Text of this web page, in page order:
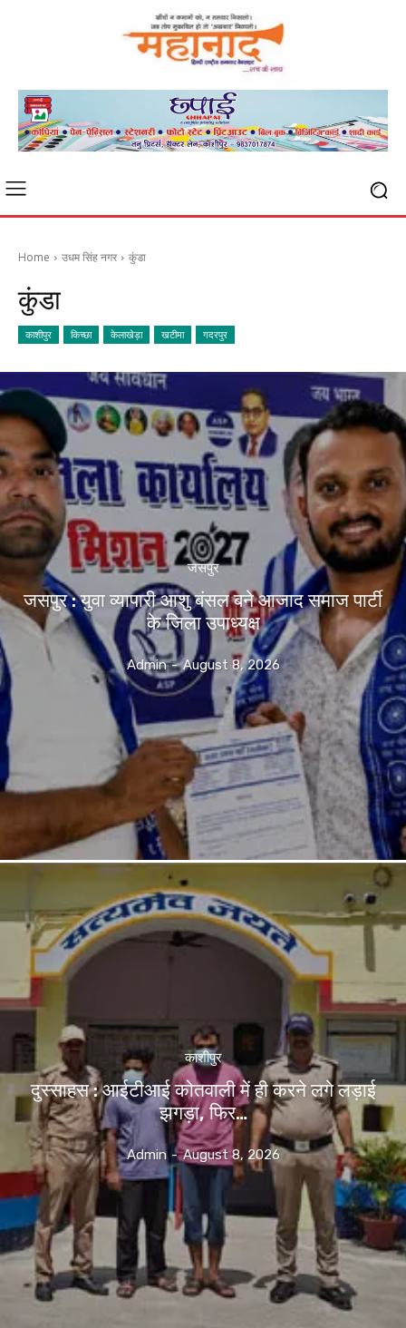
Home उधम सिंह नगर कुंडा
कुंडा
काशीपुर किच्छा केलाखेड़ा खटीमा गदरपुर
जसपुर
जसपुर : युवा व्यापारी आशु बंसल बने आजाद समाज पार्टी
के जिला उपाध्यक्ष
Admin - August 8, 2026
काशीपुर
दुस्साहस : आईटीआई कोतवाली में ही करने लगे लड़ाई
झगड़ा, फिर…
Admin - August 8, 2026